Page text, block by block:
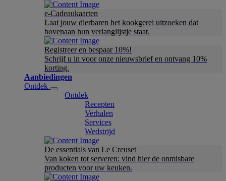
e-Cadeaukaarten
Laat jouw dierbaren het kookgerei uitzoeken dat
bovenaan hun verlanglijstje staat.
Registreer en bespaar 10%!
Schrijf u in voor onze nieuwsbrief en ontvang 10%
korting.
Aanbiedingen
Ontdek
Ontdek
Recepten
Verhalen
Services
Wedstrijd
De essentials van Le Creuset
Van koken tot serveren: vind hier de onmisbare
producten voor uw keuken.